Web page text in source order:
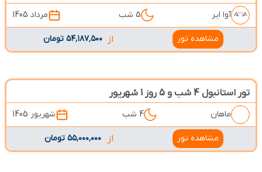
آوا ایر 5 شب مرداد 1405
مشاهده تور از ۵۴٬۱۸۷٬۵۰۰ تومان
تور استانبول 4 شب و 5 روز 1 شهریور
ماهان 4 شب شهریور 1405
مشاهده تور از ۵۵٬۰۰۰٬۰۰۰ تومان